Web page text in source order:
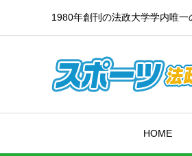
1980年創刊の法政大学学内唯一
HOME